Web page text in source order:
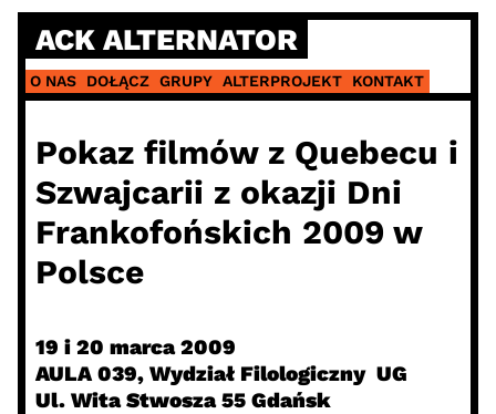
Skip
content
ACK ALTERNATOR
O NAS DOŁĄCZ GRUPY ALTERPROJEKT KONTAKT
Pokaz filmów z Quebecu i
Szwajcarii z okazji Dni
Frankofońskich 2009 w
Polsce
19 i 20 marca 2009
AULA 039, Wydział Filologiczny UG
Ul. Wita Stwosza 55 Gdańsk